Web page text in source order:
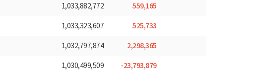
1,033,882,772 559,165
1,033,323,607 525,733
1,032,797,874 2,298,365
1,030,499,509 -23,793,879